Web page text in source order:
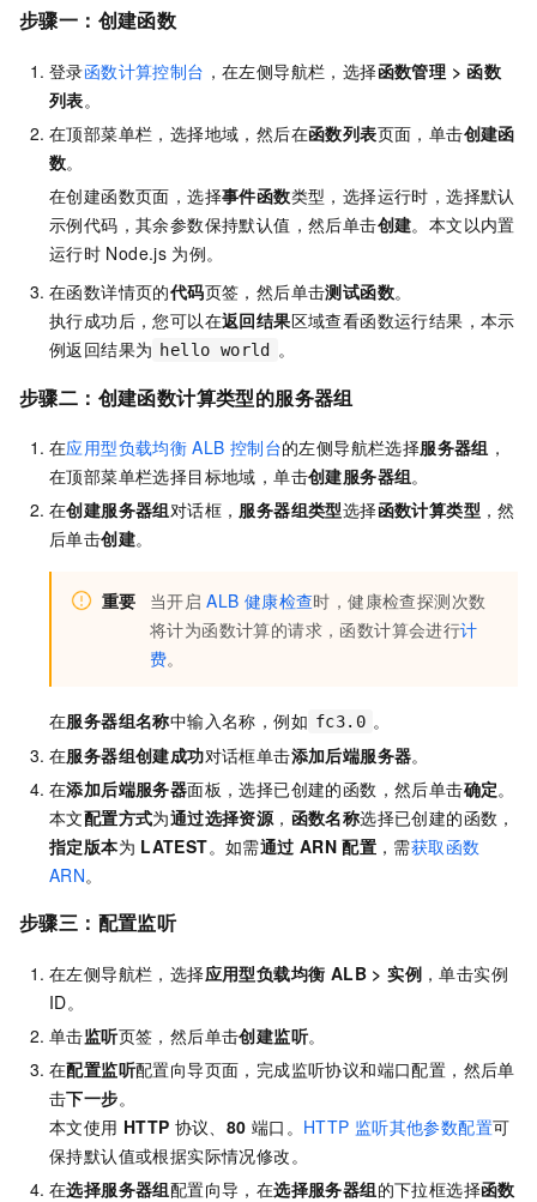
步骤一：创建函数
登录函数计算控制台 ，在左侧导航栏，选择函数管理 >函数
列表。
在顶部菜单栏，选择地域，然后在函数列表页面，单击创建函
数。
在创建函数页面，选择事件函数类型，选择运行时，选择默认
示例代码，其余参数保持默认值，然后单击创建。本文以内置
运行时 Node.js 为例。
在函数详情页的代码页签，然后单击测试函数。
执行成功后，您可以在返回结果区域查看函数运行结果，本示
例返回结果为 hello world 。
步骤二：创建函数计算类型的服务器组
在应用型负载均衡 ALB 控制台的左侧导航栏选择服务器组 ，
在顶部菜单栏选择目标地域，单击创建服务器组。
在创建服务器组对话框， 服务器组类型选择函数计算类型 ，然
后单击创建。
重要 当开启 ALB 健康检查时，健康检查探测次数
将计为函数计算的请求，函数计算会进行计
费。
在服务器组名称中输入名称，例如 fc3.0 。
在服务器组创建成功对话框单击添加后端服务器。
在添加后端服务器面板，选择已创建的函数，然后单击确定。
本文配置方式为通过选择资源， 函数名称选择已创建的函数，
指定版本为 LATEST。如需通过 ARN 配置 ，需获取函数
ARN。
步骤三：配置监听
在左侧导航栏，选择应用型负载均衡 ALB >实例 ，单击实例
ID。
单击监听页签，然后单击创建监听。
在配置监听配置向导页面，完成监听协议和端口配置，然后单
击下一步。
本文使用 HTTP 协议、 80 端口。 HTTP 监听其他参数配置可
保持默认值或根据实际情况修改。
在选择服务器组配置向导，在选择服务器组的下拉框选择函数